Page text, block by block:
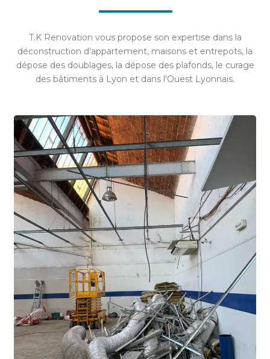
T.K Renovation vous propose son expertise dans la
déconstruction d'appartement, maisons et entrepots, la
dépose des doublages, la dépose des plafonds, le curage
des bâtiments à Lyon et dans l'Ouest Lyonnais.